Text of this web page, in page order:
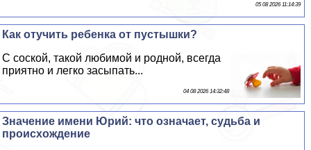
05 08 2026 11:14:39
Как отучить ребенка от пустышки?
С соской, такой любимой и родной, всегда
приятно и легко засыпать...
04 08 2026 14:32:48
Значение имени Юрий: что означает, судьба и
происхождение